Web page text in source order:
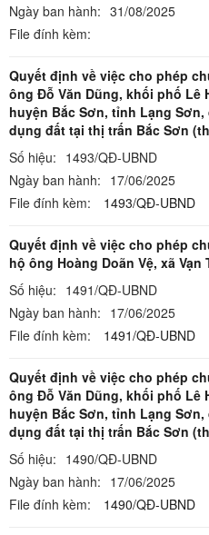
Ngày ban hành: 31/08/2025
File đính kèm:
Quyết định về việc cho phép
ông Đỗ Văn Dũng, khối phố Lê
huyện Bắc Sơn, tỉnh Lạng
dụng đất tại thị trấn Bắc Sơn
Số hiệu: 1493/QĐ-UBND
Ngày ban hành: 17/06/2025
File đính kèm:
1493/QĐ-UBND
Quyết định về việc cho phép
hộ ông Hoàng Doãn Vệ, xã Vạn
Số hiệu: 1491/QĐ-UBND
Ngày ban hành: 17/06/2025
File đính kèm:
1491/QĐ-UBND
Quyết định về việc cho phép
ông Đỗ Văn Dũng, khối phố Lê
huyện Bắc Sơn, tỉnh Lạng
dụng đất tại thị trấn Bắc Sơn
Số hiệu: 1490/QĐ-UBND
Ngày ban hành: 17/06/2025
File đính kèm:
1490/QĐ-UBND